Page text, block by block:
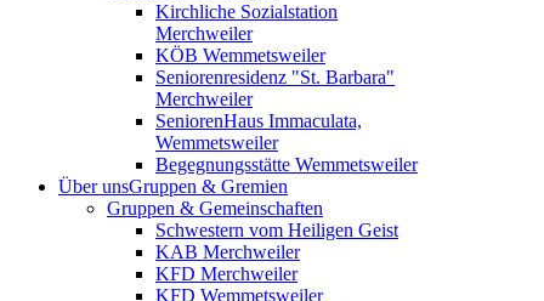
Kirchliche Sozialstation
Merchweiler
KÖB Wemmetsweiler
Seniorenresidenz "St. Barbara"
Merchweiler
SeniorenHaus Immaculata,
Wemmetsweiler
Begegnungsstätte Wemmetsweiler
Über unsGruppen & Gremien
Gruppen & Gemeinschaften
Schwestern vom Heiligen Geist
KAB Merchweiler
KFD Merchweiler
KFD Wemmetsweiler